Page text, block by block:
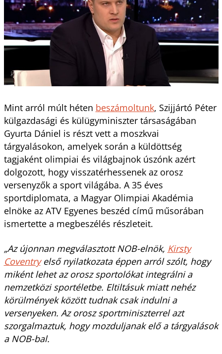
Mint arról múlt héten beszámoltunk, Szijjártó Péter
külgazdasági és külügyminiszter társaságában
Gyurta Dániel is részt vett a moszkvai
tárgyalásokon, amelyek során a küldöttség
tagjaként olimpiai és világbajnok úszónk azért
dolgozott, hogy visszatérhessenek az orosz
versenyzők a sport világába. A 35 éves
sportdiplomata, a Magyar Olimpiai Akadémia
elnöke az ATV Egyenes beszéd című műsorában
ismertette a megbeszélés részleteit.
„Az újonnan megválasztott NOB-elnök, Kirsty
Coventryelső nyilatkozata éppen arról szólt, hogy
miként lehet az orosz sportolókat integrálni a
nemzetközi sportéletbe. Eltiltásuk miatt nehéz
körülmények között tudnak csak indulni a
versenyeken. Az orosz sportminiszterrel azt
szorgalmaztuk, hogy mozduljanak elő a tárgyalások
a NOB-bal.